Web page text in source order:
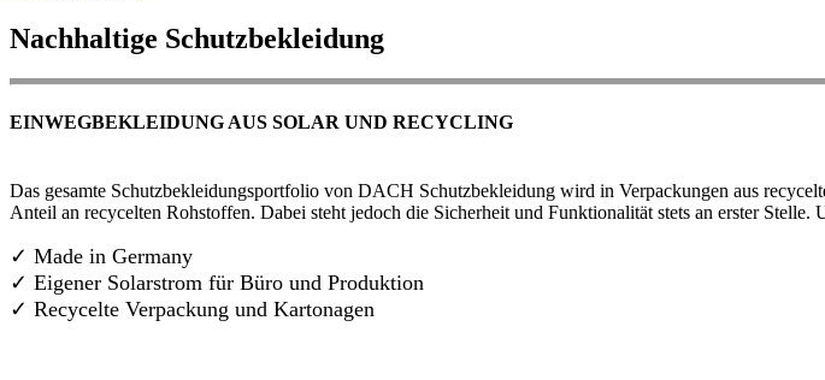
Nachhaltige Schutzbekleidung
EINWEGBEKLEIDUNG AUS SOLAR UND RECYCLING
Das gesamte Schutzbekleidungsportfolio von DACH Schutzbekleidung wird in Verpackungen aus
Anteil an recycelten Rohstoffen. Dabei steht jedoch die Sicherheit und Funktionalität stets an erster
✓ Made in Germany
✓ Eigener Solarstrom für Büro und Produktion
✓ Recycelte Verpackung und Kartonagen